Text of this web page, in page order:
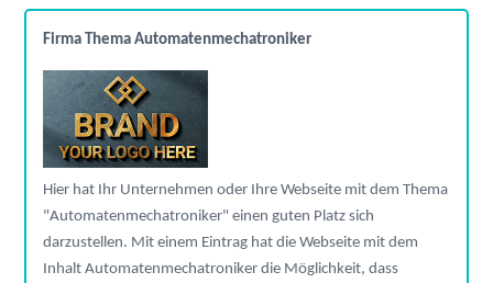
Firma Thema Automatenmechatroniker
Hier hat Ihr Unternehmen oder Ihre Webseite mit dem Thema
"Automatenmechatroniker" einen guten Platz sich
darzustellen. Mit einem Eintrag hat die Webseite mit dem
Inhalt Automatenmechatroniker die Möglichkeit, dass